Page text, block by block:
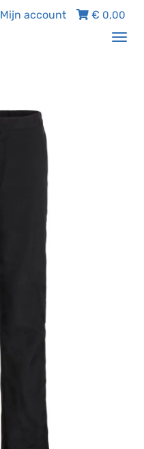
€ 0,00
Mijn account